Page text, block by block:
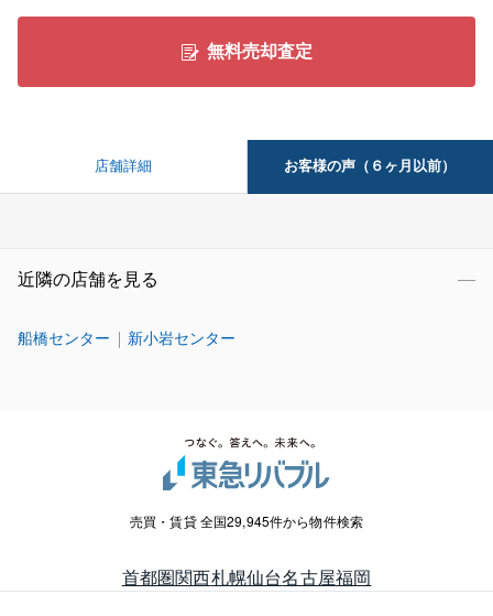
無料売却査定
店舗詳細 お客様の声（６ヶ月以前）
近隣の店舗を見る
船橋センター 新小岩センター
売買・賃貸 全国29,945件から物件検索
首都圏関西札幌仙台名古屋福岡